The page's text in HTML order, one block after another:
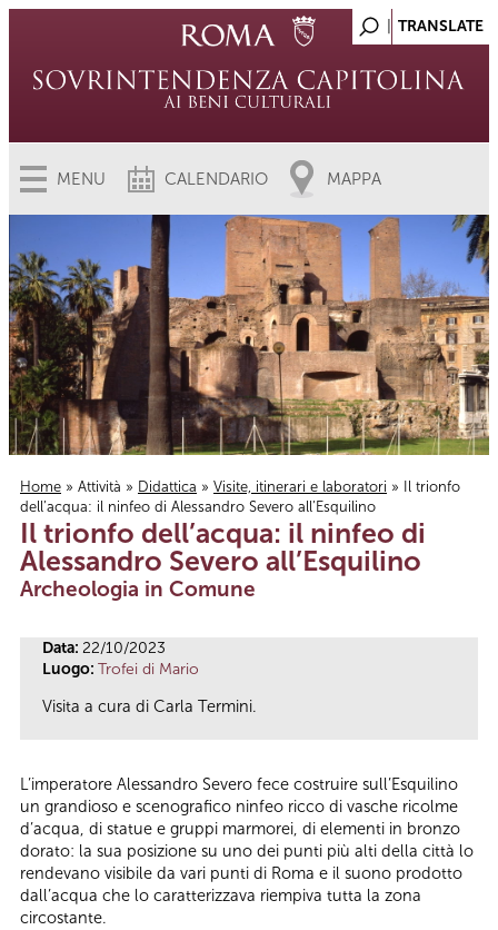
MENU CALENDARIO MAPPA
Tu sei qui
Home » Attività » Didattica » Visite, itinerari e laboratori » Il trionfo
dell’acqua: il ninfeo di Alessandro Severo all’Esquilino
Il trionfo dell’acqua: il ninfeo di
Alessandro Severo all’Esquilino
Archeologia in Comune
Data: 22/10/2023
Luogo: Trofei di Mario
Visita a cura di Carla Termini.
L’imperatore Alessandro Severo fece costruire sull’Esquilino
un grandioso e scenografico ninfeo ricco di vasche ricolme
d’acqua, di statue e gruppi marmorei, di elementi in bronzo
dorato: la sua posizione su uno dei punti più alti della città lo
rendevano visibile da vari punti di Roma e il suono prodotto
dall’acqua che lo caratterizzava riempiva tutta la zona
circostante.